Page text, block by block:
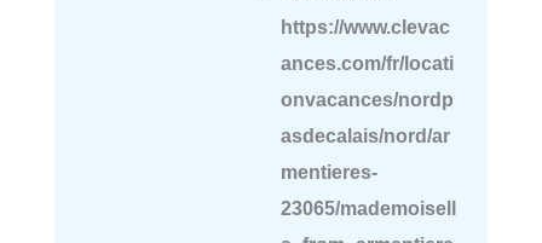
https://www.clevac
ances.com/fr/locati
onvacances/nordp
asdecalais/nord/ar
mentieres-
23065/mademoisell